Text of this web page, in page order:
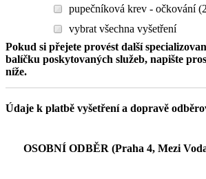
pupečníková krev - očkování
vybrat všechna vyšetření
Pokud si přejete provést další
balíčku poskytovaných služeb, napište
níže.
Údaje k platbě vyšetření a dopravě
OSOBNÍ ODBĚR (Praha 4, Mezi